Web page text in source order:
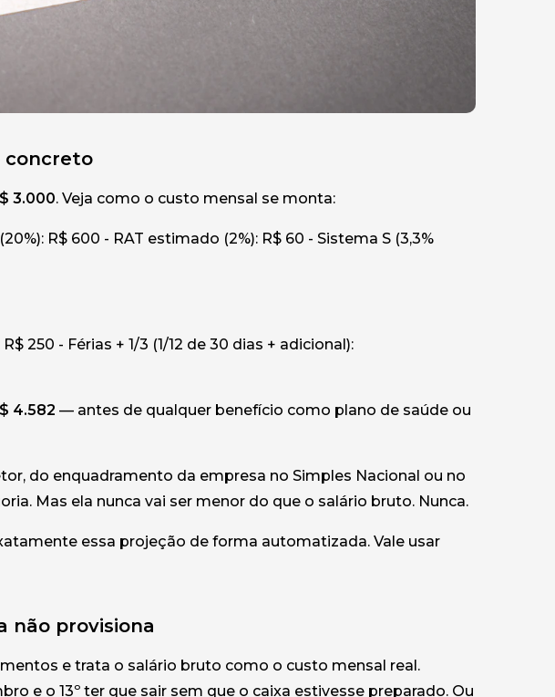
concreto
3.000. Veja como o custo mensal se monta:
R$ 600 - RAT estimado (2%): R$ 60 - Sistema S (3,3%
R$ 250 - Férias + 1/3 (1/12 de 30 dias + adicional):
4.582 — antes de qualquer benefício como plano de saúde ou
do enquadramento da empresa no Simples Nacional ou no
Mas ela nunca vai ser menor do que o salário bruto. Nunca.
essa projeção de forma automatizada. Vale usar
não provisiona
e trata o salário bruto como o custo mensal real.
e o 13º ter que sair sem que o caixa estivesse preparado. Ou